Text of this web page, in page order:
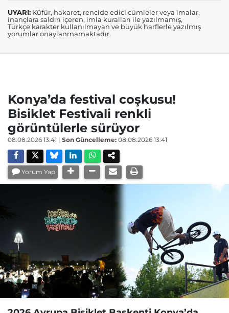
UYARI: Küfür, hakaret, rencide edici cümleler veya imalar,
inançlara saldırı içeren, imla kuralları ile yazılmamış,
Türkçe karakter kullanılmayan ve büyük harflerle yazılmış
yorumlar onaylanmamaktadır.
Konya’da festival coşkusu!
Bisiklet Festivali renkli
görüntülerle sürüyor
08.08.2026 13:41 | Son Güncelleme: 08.08.2026 13:41
Yorum Yap